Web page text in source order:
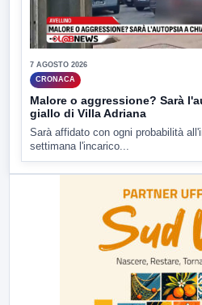
7 AGOSTO 2026
CRONACA
Malore o aggressione? Sarà
giallo di Villa Adriana
Sarà affidato con ogni probabilità
settimana l'incarico...